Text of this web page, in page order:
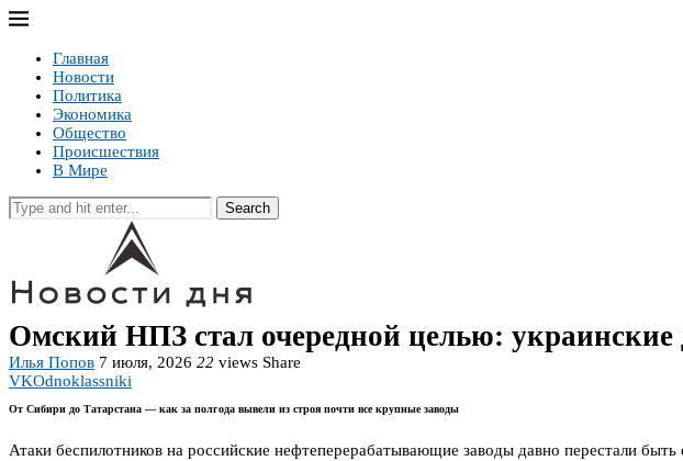
Главная
Новости
Политика
Экономика
Общество
Происшествия
В Мире
Search
Омский НПЗ стал очередной целью: украинские
Илья Попов 7 июля, 2026 22 views Share
VKOdnoklassniki
От Сибири до Татарстана — как за полгода вывели из строя почти все крупные заводы
Атаки беспилотников на российские нефтеперерабатывающие заводы давно перестали